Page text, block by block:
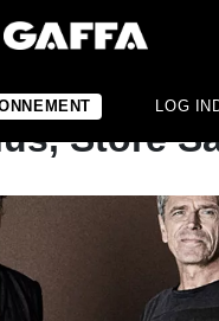
LOG
KONCERTANMELDELSE
Store